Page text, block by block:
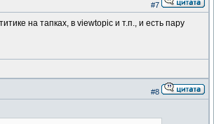
#7
на тапках, в viewtopic и т.п., и есть пару
#8